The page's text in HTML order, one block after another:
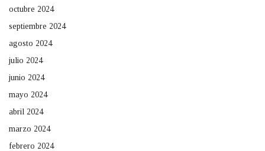
octubre 2024
septiembre 2024
agosto 2024
julio 2024
junio 2024
mayo 2024
abril 2024
marzo 2024
febrero 2024